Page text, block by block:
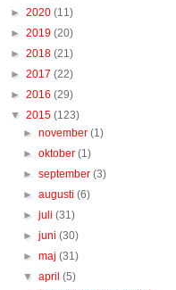
► 2020 (11)
► 2019 (20)
► 2018 (21)
► 2017 (22)
► 2016 (29)
▼ 2015 (123)
►november(1)
►oktober(1)
►september(3)
►augusti(6)
►juli(31)
►juni(30)
►maj(31)
▼april(5)